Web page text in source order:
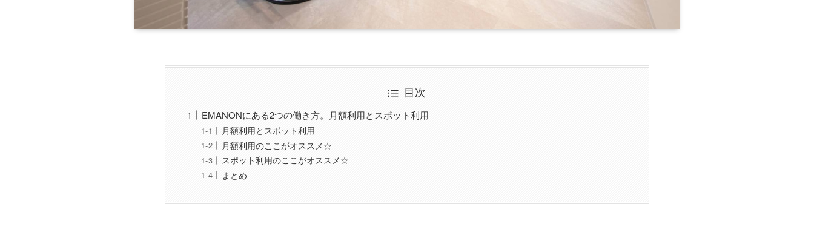
目次
EMANONにある2つの働き方。月額利用とスポット利用
月額利用とスポット利用
月額利用のここがオススメ☆
スポット利用のここがオススメ☆
まとめ